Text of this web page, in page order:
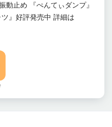
動止め 『ぺんてぃダンプ』
』好評発売中 詳細は